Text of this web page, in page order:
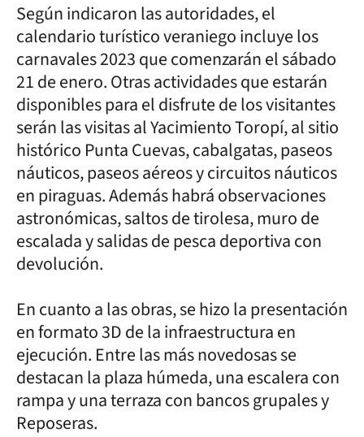
Según indicaron las autoridades, el
calendario turístico veraniego incluye los
carnavales 2023 que comenzarán el sábado
21 de enero. Otras actividades que estarán
disponibles para el disfrute de los visitantes
serán las visitas al Yacimiento Toropí, al sitio
histórico Punta Cuevas, cabalgatas, paseos
náuticos, paseos aéreos y circuitos náuticos
en piraguas. Además habrá observaciones
astronómicas, saltos de tirolesa, muro de
escalada y salidas de pesca deportiva con
devolución.
En cuanto a las obras, se hizo la presentación
en formato 3D de la infraestructura en
ejecución. Entre las más novedosas se
destacan la plaza húmeda, una escalera con
rampa y una terraza con bancos grupales y
Reposeras.